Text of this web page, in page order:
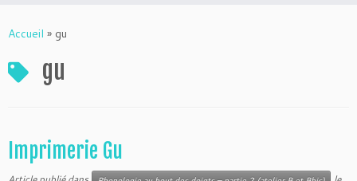
auAccueil » gu
gu
Imprimerie Gu